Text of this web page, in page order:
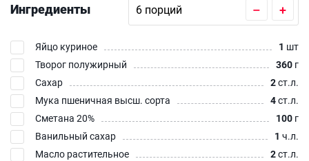
Ингредиенты – +
Яйцо куриное 1 шт
Творог полужирный
360 г
Сахар
2ст.л.
Мука пшеничная высш. сорта
4ст.л.
Сметана 20%
100 г
Ванильный сахар
1 ч.л.
Масло растительное
2ст.л.